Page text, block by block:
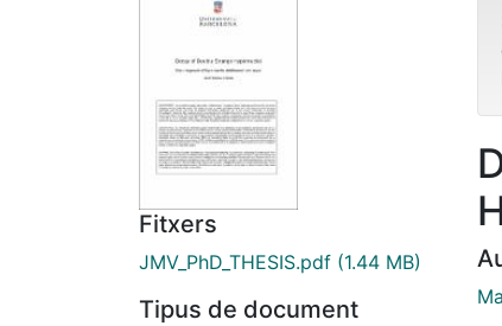
Fitxers
JMV_PhD_THESIS.pdf (1.44 MB)
Tipus de document